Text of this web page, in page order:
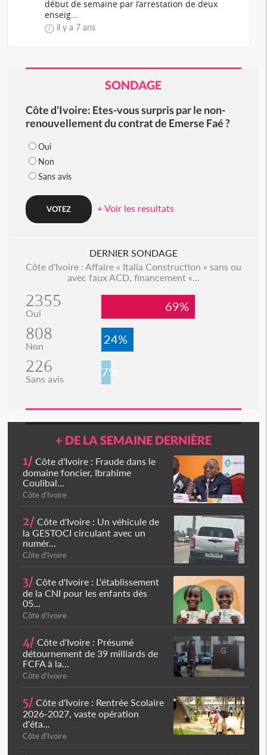
début de semaine par l’arrestation de deux
enseig...
il y a 7 ans
SONDAGE
Côte d'Ivoire: Etes-vous surpris par le non-
renouvellement du contrat de Emerse Faé ?
Oui
Non
Sans avis
+ Voir les resultats
DERNIER SONDAGE
Côte d'Ivoire : Affaire « Italia Construction » sans ou
avec faux ACD, financement «...
2355
Oui 69%
808
Non 24%
226
Sans avis 7%
+ DE LA SEMAINE DERNIÈRE
1/ Côte d'Ivoire : Fraude dans le
domaine foncier, Ibrahime
Coulibal...
Côte d'Ivoire
2/ Côte d'Ivoire : Un véhicule de
la GESTOCI circulant avec un
numér...
Côte d'Ivoire
3/ Côte d'Ivoire : L'établissement
de la CNI pour les enfants dès
05...
Côte d'Ivoire
4/ Côte d'Ivoire : Présumé
détournement de 39 milliards de
FCFA à la...
Côte d'Ivoire
5/ Côte d'Ivoire : Rentrée Scolaire
2026-2027, vaste opération
d'éta...
Côte d'Ivoire